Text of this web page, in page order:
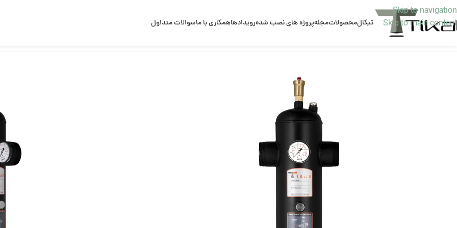
Skip to navigation
Skip to main content
تیکالمحصولاتمجلهپروژه های نصب شدهرویدادهاهمکاری با ماسوالات متداول
جداکننده هیدرونیکی